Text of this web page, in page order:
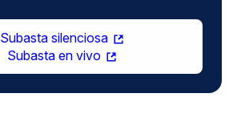
Subasta silenciosa
(se
en
una
Subasta en vivo
(se
abre
en